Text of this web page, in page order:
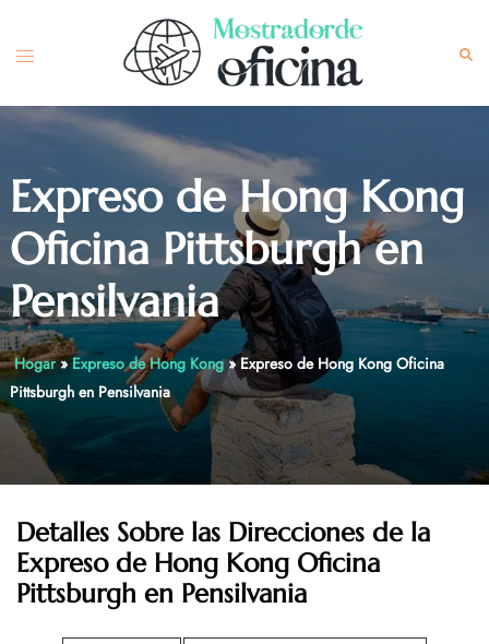
content
Toggle
Expreso de Hong Kong
Oficina Pittsburgh en
Pensilvania
Hogar»Expreso de Hong Kong»Expreso de Hong Kong Oficina
Pittsburgh en Pensilvania
Detalles Sobre las Direcciones de la
Expreso de Hong Kong Oficina
Pittsburgh en Pensilvania